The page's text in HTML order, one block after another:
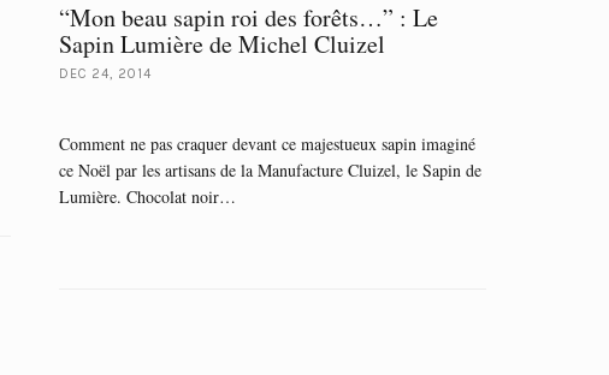
“Mon beau sapin roi des forêts…” : Le
Sapin Lumière de Michel Cluizel
DEC 24, 2014
Comment ne pas craquer devant ce majestueux sapin imaginé
ce Noël par les artisans de la Manufacture Cluizel, le Sapin de
Lumière. Chocolat noir…